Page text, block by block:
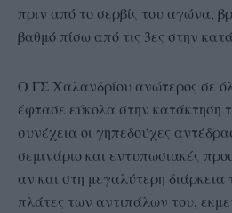
πριν από το σερβίς του αγώνα,
βαθμό πίσω από τις 3ες στην
Ο ΓΣ Χαλανδρίου ανώτερος σε
έφτασε εύκολα στην κατάκτηση
συνέχεια οι γηπεδούχες
σεμινάριο και εντυπωσιακές
αν και στη μεγαλύτερη διάρκεια
πλάτες των αντιπάλων του,